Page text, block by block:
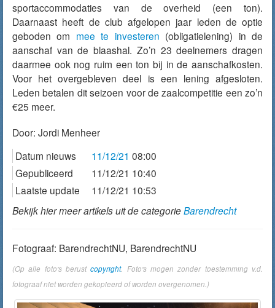
sportaccommodaties van de overheid (een ton).
Daarnaast heeft de club afgelopen jaar leden de optie
geboden om mee te investeren (obligatielening) in de
aanschaf van de blaashal. Zo’n 23 deelnemers dragen
daarmee ook nog ruim een ton bij in de aanschafkosten.
Voor het overgebleven deel is een lening afgesloten.
Leden betalen dit seizoen voor de zaalcompetitie een zo’n
€25 meer.
Door: Jordi Menheer
Datum nieuws
11/12/21 08:00
Gepubliceerd
11/12/21 10:40
Laatste update
11/12/21 10:53
Bekijk hier meer artikels uit de categorieBarendrecht
Fotograaf: BarendrechtNU, BarendrechtNU
(Op alle foto's berustcopyright. Foto's mogen zonder toestemming v.d.
fotograaf niet worden gekopieerd of worden overgenomen.)